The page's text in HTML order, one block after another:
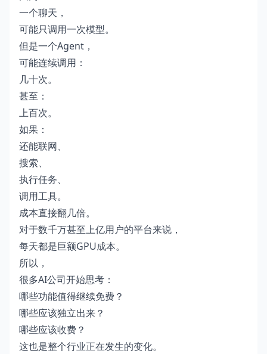
一个聊天，
可能只调用一次模型。
但是一个Agent，
可能连续调用：
几十次。
甚至：
上百次。
如果：
还能联网、
搜索、
执行任务、
调用工具。
成本直接翻几倍。
对于数千万甚至上亿用户的平台来说，
每天都是巨额GPU成本。
所以，
很多AI公司开始思考：
哪些功能值得继续免费？
哪些应该独立出来？
哪些应该收费？
这也是整个行业正在发生的变化。